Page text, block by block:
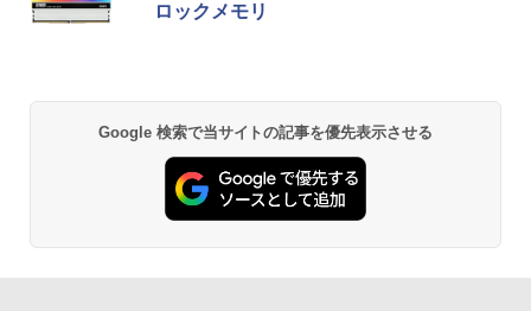
ロックメモリ
Google 検索で当サイトの記事を優先表示させる